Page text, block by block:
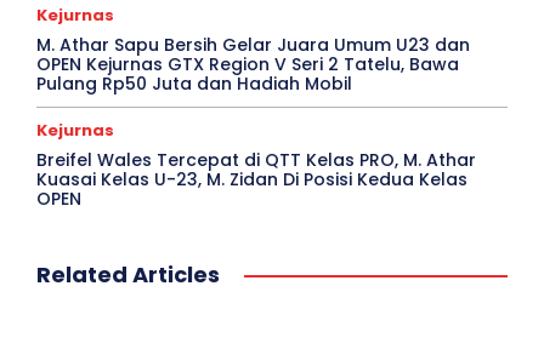
Kejurnas
M. Athar Sapu Bersih Gelar Juara Umum U23 dan
OPEN Kejurnas GTX Region V Seri 2 Tatelu, Bawa
Pulang Rp50 Juta dan Hadiah Mobil
Kejurnas
Breifel Wales Tercepat di QTT Kelas PRO, M. Athar
Kuasai Kelas U-23, M. Zidan Di Posisi Kedua Kelas
OPEN
Related Articles